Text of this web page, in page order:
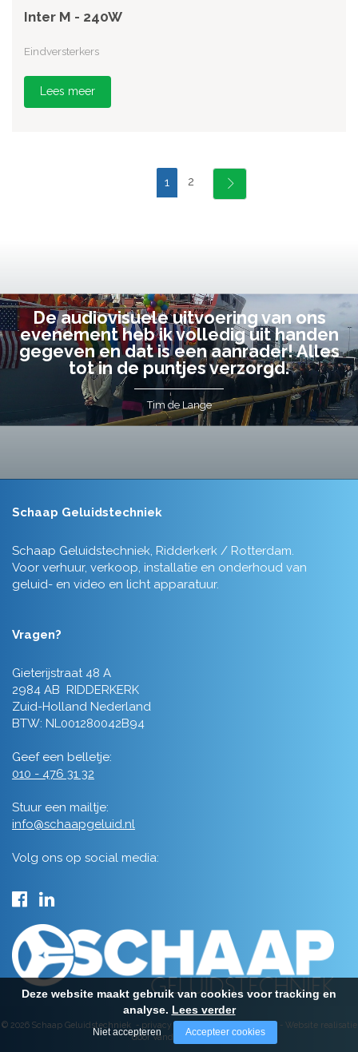
Inter M - 240W
Eindversterkers
Lees meer
1 2
De audiovisuele uitvoering van ons
evenement heb ik volledig uit handen
gegeven en dat is een aanrader! Alles
tot in de puntjes verzorgd.
Tim de Lange
Schaap Geluidstechniek
Schaap Geluidstechniek, Ridderkerk / Rotterdam.
Voor verhuur, verkoop, installatie en onderhoud van
geluid- en video en licht apparatuur.
Vragen?
Gieterijstraat 48 A
2984 AB RIDDERKERK
Zuid-Holland Nederland
BTW: NL001280042B94
Geef een belletje:
010 - 476 31 32
Stuur een mailtje:
info@schaapgeluid.nl
Volg ons op social media:
© 2026 Schaap Geluidstechniek - privacy - algemene voorwaarden- Website realisatie
door Vanderperk Groep
Deze website maakt gebruik van cookies voor tracking en
analyse. Lees verder
Niet accepteren Accepteer cookies